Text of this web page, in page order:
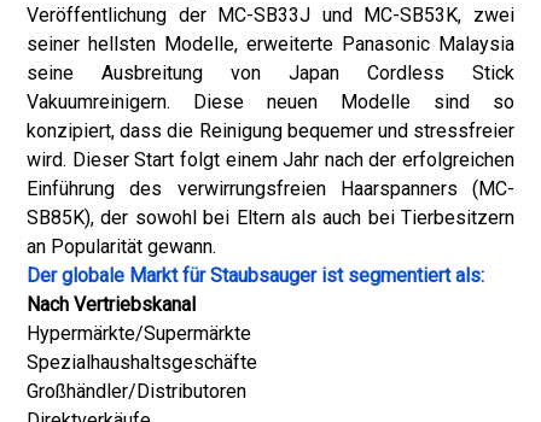
Veröffentlichung der MC-SB33J und MC-SB53K, zwei
seiner hellsten Modelle, erweiterte Panasonic Malaysia
seine Ausbreitung von Japan Cordless Stick
Vakuumreinigern. Diese neuen Modelle sind so
konzipiert, dass die Reinigung bequemer und stressfreier
wird. Dieser Start folgt einem Jahr nach der erfolgreichen
Einführung des verwirrungsfreien Haarspanners (MC-
SB85K), der sowohl bei Eltern als auch bei Tierbesitzern
an Popularität gewann.
Der globale Markt für Staubsauger ist segmentiert als:
Nach Vertriebskanal
Hypermärkte/Supermärkte
Spezialhaushaltsgeschäfte
Großhändler/Distributoren